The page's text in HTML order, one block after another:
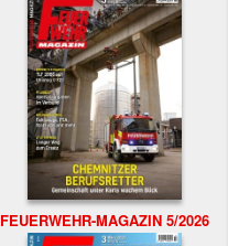
FEUERWEHR-MAGAZIN 5/2026